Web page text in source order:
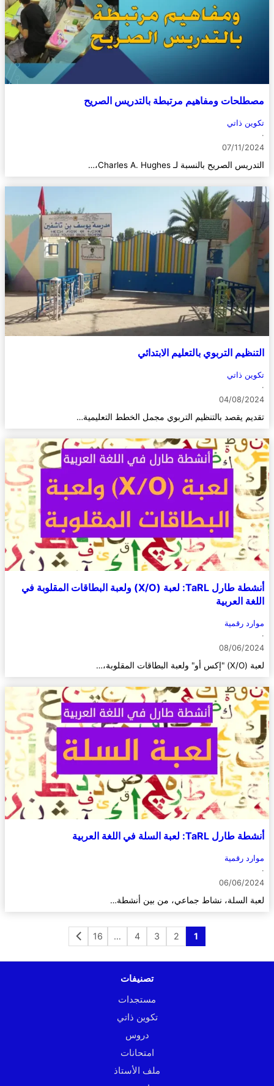
مصطلحات ومفاهيم مرتبطة بالتدريس الصريح
تكوين ذاتي
·
07/11/2024
التدريس الصريح بالنسبة لـ Charles A. Hughes،…
التنظيم التربوي بالتعليم الابتدائي
تكوين ذاتي
·
04/08/2024
تقديم يقصد بالتنظيم التربوي مجمل الخطط التعليمية…
أنشطة طارل TaRL: لعبة (X/O) ولعبة البطاقات المقلوبة في
اللغة العربية
موارد رقمية
·
08/06/2024
لعبة (X/O) "إكس أو" ولعبة البطاقات المقلوبة،…
أنشطة طارل TaRL: لعبة السلة في اللغة العربية
موارد رقمية
·
06/06/2024
لعبة السلة، نشاط جماعي، من بين أنشطة…
1
2
3
4
…
16
تصنيفات
مستجدات
تكوين ذاتي
دروس
امتحانات
ملف الأستاذ